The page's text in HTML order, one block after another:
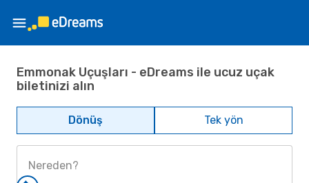
Emmonak Uçuşları - eDreams ile ucuz uçak
biletinizi alın
Dönüş Tek yön
Nereden?